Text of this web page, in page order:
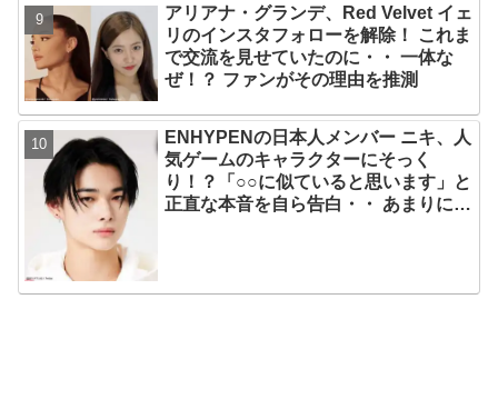
アリアナ・グランデ、Red Velvet イェ
リのインスタフォローを解除！ これま
で交流を見せていたのに・・ 一体な
ぜ！？ ファンがその理由を推測
ENHYPENの日本人メンバー ニキ、人
気ゲームのキャラクターにそっく
り！？「○○に似ていると思います」と
正直な本音を自ら告白・・ あまりにも